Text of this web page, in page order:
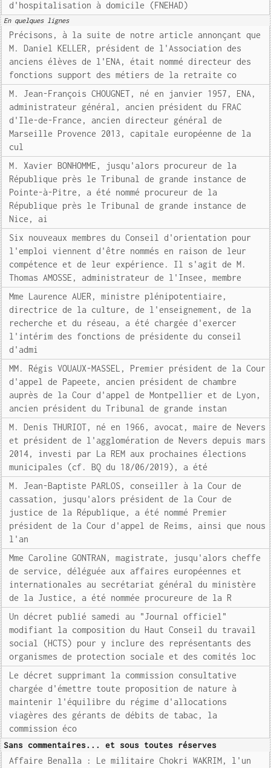
d'hospitalisation à domicile (FNEHAD)
En quelques lignes
Précisons, à la suite de notre article annonçant que
M. Daniel KELLER, président de l'Association des
anciens élèves de l'ENA, était nommé directeur des
fonctions support des métiers de la retraite co
M. Jean-François CHOUGNET, né en janvier 1957, ENA,
administrateur général, ancien président du FRAC
d'Ile-de-France, ancien directeur général de
Marseille Provence 2013, capitale européenne de la
cul
M. Xavier BONHOMME, jusqu'alors procureur de la
République près le Tribunal de grande instance de
Pointe-à-Pitre, a été nommé procureur de la
République près le Tribunal de grande instance de
Nice, ai
Six nouveaux membres du Conseil d'orientation pour
l'emploi viennent d'être nommés en raison de leur
compétence et de leur expérience. Il s'agit de M.
Thomas AMOSSE, administrateur de l'Insee, membre
Mme Laurence AUER, ministre plénipotentiaire,
directrice de la culture, de l'enseignement, de la
recherche et du réseau, a été chargée d'exercer
l'intérim des fonctions de présidente du conseil
d'admi
MM. Régis VOUAUX-MASSEL, Premier président de la Cour
d'appel de Papeete, ancien président de chambre
auprès de la Cour d'appel de Montpellier et de Lyon,
ancien président du Tribunal de grande instan
M. Denis THURIOT, né en 1966, avocat, maire de Nevers
et président de l'agglomération de Nevers depuis mars
2014, investi par La REM aux prochaines élections
municipales (cf. BQ du 18/06/2019), a été
M. Jean-Baptiste PARLOS, conseiller à la Cour de
cassation, jusqu'alors président de la Cour de
justice de la République, a été nommé Premier
président de la Cour d'appel de Reims, ainsi que nous
l'an
Mme Caroline GONTRAN, magistrate, jusqu'alors cheffe
de service, déléguée aux affaires européennes et
internationales au secrétariat général du ministère
de la Justice, a été nommée procureure de la R
Un décret publié samedi au "Journal officiel"
modifiant la composition du Haut Conseil du travail
social (HCTS) pour y inclure des représentants des
organismes de protection sociale et des comités loc
Le décret supprimant la commission consultative
chargée d'émettre toute proposition de nature à
maintenir l'équilibre du régime d'allocations
viagères des gérants de débits de tabac, la
commission éco
Sans commentaires... et sous toutes réserves
Affaire Benalla : Le militaire Chokri WAKRIM, l'un